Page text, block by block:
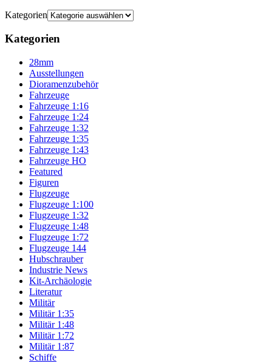
Kategorien
Kategorien
28mm
Ausstellungen
Dioramenzubehör
Fahrzeuge
Fahrzeuge 1:16
Fahrzeuge 1:24
Fahrzeuge 1:32
Fahrzeuge 1:35
Fahrzeuge 1:43
Fahrzeuge HO
Featured
Figuren
Flugzeuge
Flugzeuge 1:100
Flugzeuge 1:32
Flugzeuge 1:48
Flugzeuge 1:72
Flugzeuge 144
Hubschrauber
Industrie News
Kit-Archäologie
Literatur
Militär
Militär 1:35
Militär 1:48
Militär 1:72
Militär 1:87
Schiffe